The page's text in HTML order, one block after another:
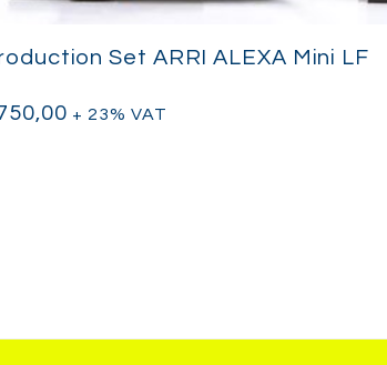
Set ARRI ALEXA Mini LF
+ 23% VAT